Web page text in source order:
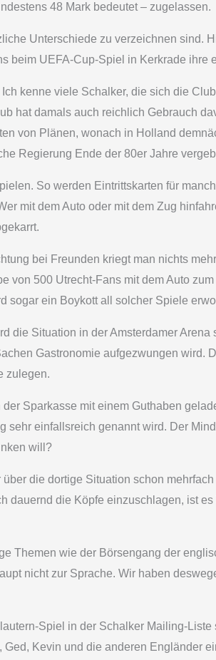
48 Mark bedeutet – zugelassen.
Unterschiede zu verzeichnen sind.
UEFA-Cup-Spiel in Kerkrade ihre
kenne viele Schalker, die sich die
hat damals auch reichlich Gebrauch
von Plänen, wonach in Holland
Regierung Ende der 80er Jahre
So werden Eintrittskarten für
mit dem Auto oder mit dem Zug
bei Freunden kriegt man nichts
von 500 Utrecht-Fans mit dem Auto
sogar ein Boykott all solcher Spiele
Situation in der Amsterdamer
Gastronomie aufgezwungen wird.
zulegen.
Sparkasse mit einem Guthaben
einfallsreich genannt wird. Der
will?
die dortige Situation schon
dauernd die Köpfe einzuschlagen, ist
Themen wie der Börsengang der
nicht zur Sprache. Wir haben
Spiel in der Schalker Mailing-
Kevin und die anderen Engländer